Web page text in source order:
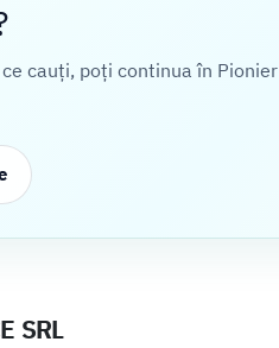
cauți, poți continua în
SRL